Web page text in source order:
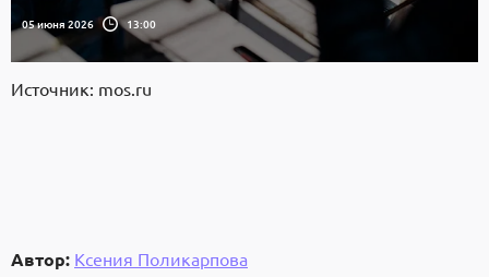
05 июня 2026 13:00
Источник: mos.ru
Автор: Ксения Поликарпова